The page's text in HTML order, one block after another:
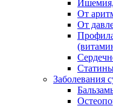
Ишемия,
От
От
Заболевания